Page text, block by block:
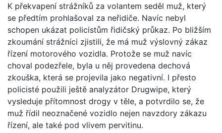
K překvapení strážníků za volantem seděl muž, který
se předtím prohlašoval za neřidiče. Navíc nebyl
schopen ukázat policistům řidičský průkaz. Po bližším
zkoumání strážníci zjistili, že má muž výslovný zákaz
řízení motorového vozidla. Protože se muž navíc
choval podezřele, byla u něj provedena dechová
zkouška, která se projevila jako negativní. I přesto
policisté použili ještě analyzátor Drugwipe, který
vysleduje přítomnost drogy v těle, a potvrdilo se, že
muž řídil neoznačené vozidlo nejen navzdory zákazu
řízení, ale také pod vlivem pervitinu.